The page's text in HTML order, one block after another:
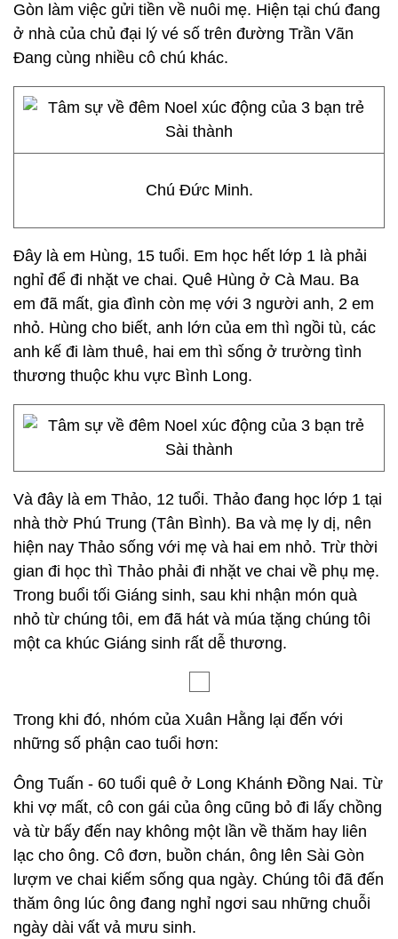
Gòn làm việc gửi tiền về nuôi mẹ. Hiện tại chú đang
ở nhà của chủ đại lý vé số trên đường Trần Vãn
Ðang cùng nhiều cô chú khác.
Chú Đức Minh.
Ðây là em Hùng, 15 tuổi. Em học hết lớp 1 là phải
nghỉ để đi nhặt ve chai. Quê Hùng ở Cà Mau. Ba
em đã mất, gia đình còn mẹ với 3 người anh, 2 em
nhỏ. Hùng cho biết, anh lớn của em thì ngồi tù, các
anh kế đi làm thuê, hai em thì sống ở trường tình
thương thuộc khu vực Bình Long.
Và đây là em Thảo, 12 tuổi. Thảo đang học lớp 1 tại
nhà thờ Phú Trung (Tân Bình). Ba và mẹ ly dị, nên
hiện nay Thảo sống với mẹ và hai em nhỏ. Trừ thời
gian đi học thì Thảo phải đi nhặt ve chai về phụ mẹ.
Trong buổi tối Giáng sinh, sau khi nhận món quà
nhỏ từ chúng tôi, em đã hát và múa tặng chúng tôi
một ca khúc Giáng sinh rất dễ thương.
Trong khi đó, nhóm của Xuân Hằng lại đến với
những số phận cao tuổi hơn:
Ông Tuấn - 60 tuổi quê ở Long Khánh Ðồng Nai. Từ
khi vợ mất, cô con gái của ông cũng bỏ đi lấy chồng
và từ bấy đến nay không một lần về thăm hay liên
lạc cho ông. Cô đơn, buồn chán, ông lên Sài Gòn
lượm ve chai kiếm sống qua ngày. Chúng tôi đã đến
thăm ông lúc ông đang nghỉ ngơi sau những chuỗi
ngày dài vất vả mưu sinh.